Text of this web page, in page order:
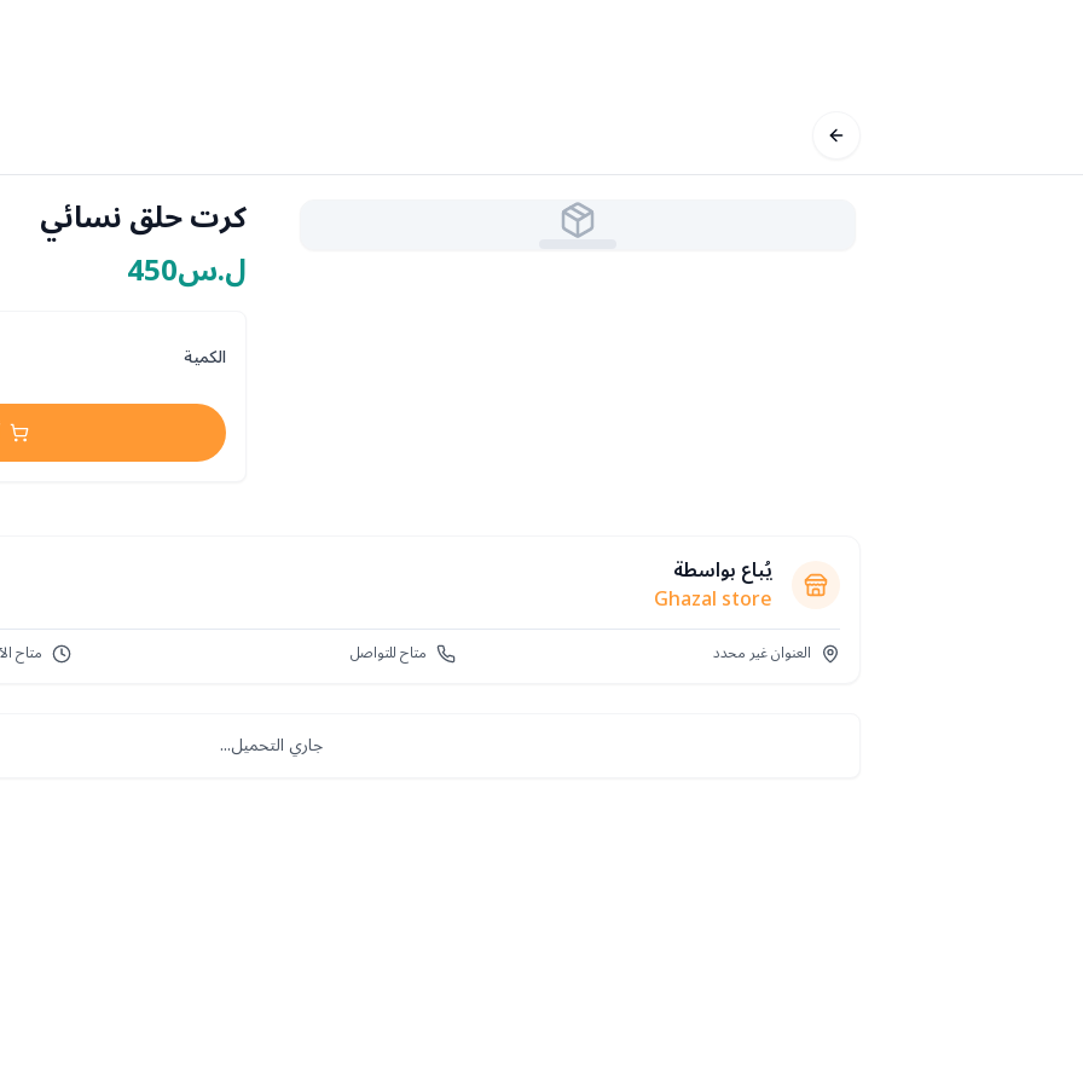
كرت حلق نسائي
ل.س450
الكمية
يُباع بواسطة
Ghazal store
العنوان غير محدد متاح للتواصل متاح
جاري التحميل...